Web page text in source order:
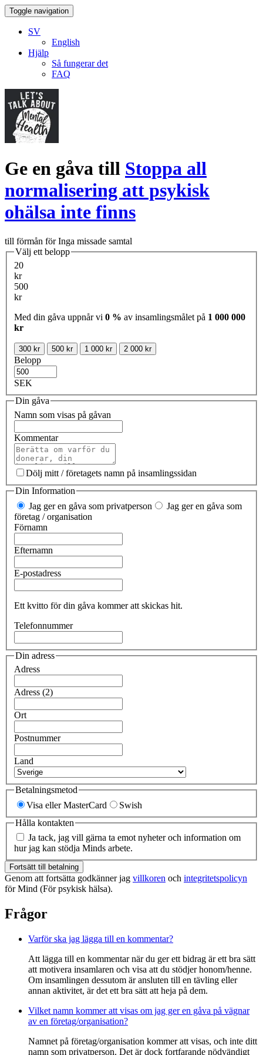
Toggle navigation
SV
English
Hjälp
Så fungerar det
FAQ
Ge en gåva till Stoppa all
normalisering att psykisk
ohälsa inte finns
till förmån för Inga missade samtal
Välj ett belopp
20
kr
500
kr
Med din gåva uppnår vi 0 % av insamlingsmålet på 1 000 000
kr
300 kr 500 kr 1 000 kr 2 000 kr
Belopp
SEK
Din gåva
Namn som visas på gåvan
Kommentar
Dölj mitt / företagets namn på insamlingssidan
Din Information
Jag ger en gåva som privatperson
Jag ger en gåva som
företag / organisation
Förnamn
Efternamn
E-postadress
Ett kvitto för din gåva kommer att skickas hit.
Telefonnummer
Din adress
Adress
Adress (2)
Ort
Postnummer
Land
Betalningsmetod
Visa eller MasterCard
Swish
Hålla kontakten
Ja tack, jag vill gärna ta emot nyheter och information om
hur jag kan stödja Minds arbete.
Fortsätt till betalning
Genom att fortsätta godkänner jag villkoren och integritetspolicyn
för Mind (För psykisk hälsa).
Frågor
Varför ska jag lägga till en kommentar?
Att lägga till en kommentar när du ger ett bidrag är ett bra sätt
att motivera insamlaren och visa att du stödjer honom/henne.
Om insamlingen dessutom är ansluten till en tävling eller
annan aktivitet, är det ett bra sätt att heja på dem.
Vilket namn kommer att visas om jag ger en gåva på vägnar
av en företag/organisation?
Namnet på företag/organisation kommer att visas, och inte ditt
namn som privatperson. Det är dock fortfarande nödvändigt